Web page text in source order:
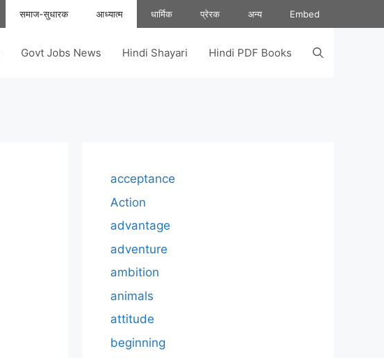
समाज-सुधारक आध्यात्म धार्मिक प्रेरक अन्य Embed
Govt Jobs News Hindi Shayari Hindi PDF Books
acceptance
Action
advantage
adventure
ambition
animals
attitude
beginning